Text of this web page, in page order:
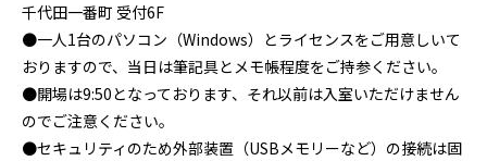
千代田一番町 受付6F
●一人1台のパソコン（Windows）とライセンスをご用意しいて
おりますので、当日は筆記具とメモ帳程度をご持参ください。
●開場は9:50となっております、それ以前は入室いただけません
のでご注意ください。
●セキュリティのため外部装置（USBメモリーなど）の接続は固